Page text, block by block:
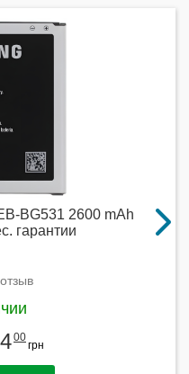
BG531 2600 mAh
гарантии
00
грн